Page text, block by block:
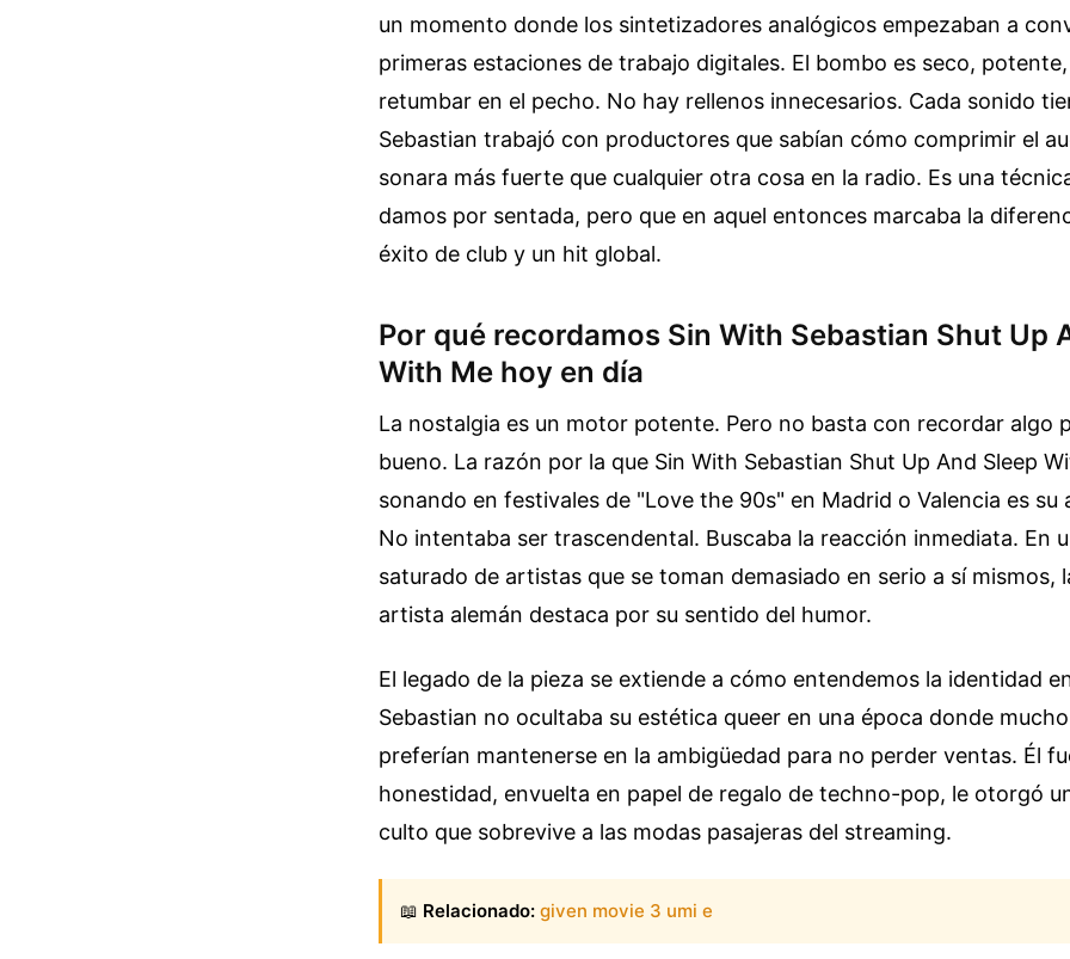
un momento donde los sintetizadores analógicos empezaban a
primeras estaciones de trabajo digitales. El bombo es seco,
retumbar en el pecho. No hay rellenos innecesarios. Cada sonido
Sebastian trabajó con productores que sabían cómo comprimir el
sonara más fuerte que cualquier otra cosa en la radio. Es una
damos por sentada, pero que en aquel entonces marcaba la
éxito de club y un hit global.
Por qué recordamos Sin With Sebastian Shut Up
With Me hoy en día
La nostalgia es un motor potente. Pero no basta con recordar algo
bueno. La razón por la que Sin With Sebastian Shut Up And Sleep
sonando en festivales de "Love the 90s" en Madrid o Valencia es su
No intentaba ser trascendental. Buscaba la reacción inmediata. En
saturado de artistas que se toman demasiado en serio a sí mismos,
artista alemán destaca por su sentido del humor.
El legado de la pieza se extiende a cómo entendemos la identidad
Sebastian no ocultaba su estética queer en una época donde
preferían mantenerse en la ambigüedad para no perder ventas. Él
honestidad, envuelta en papel de regalo de techno-pop, le otorgó
culto que sobrevive a las modas pasajeras del streaming.
📖 Relacionado: given movie 3 umi e